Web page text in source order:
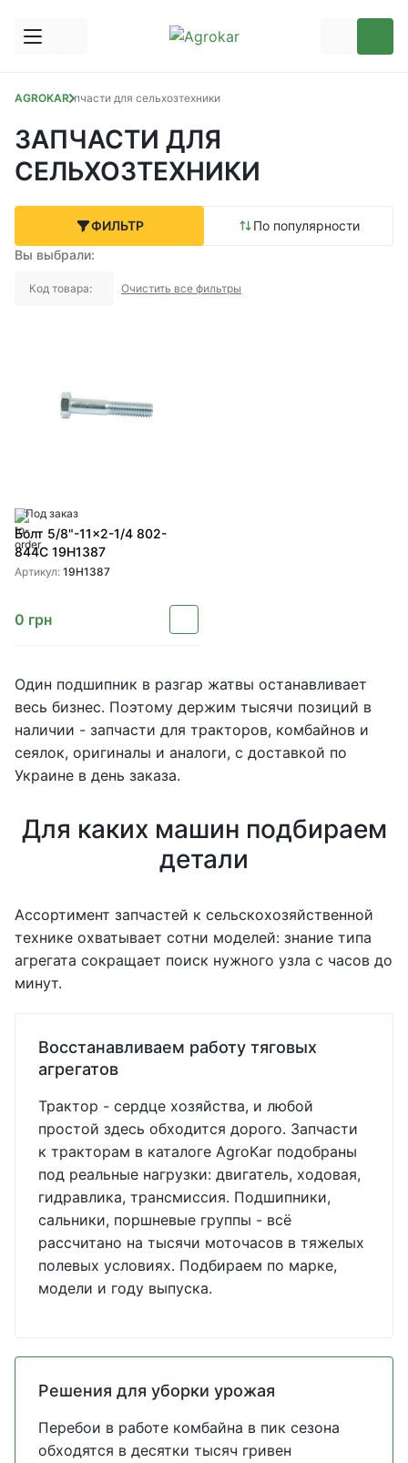
AGROKARЗапчасти для сельхозтехники
ЗАПЧАСТИ ДЛЯ
СЕЛЬХОЗТЕХНИКИ
ФИЛЬТР
По популярности
Вы выбрали:
Код товара: Очистить все фильтры
Под заказ
Болт 5/8"-11x2-1/4 802-
844C 19H1387
Артикул: 19H1387
0 грн
Один подшипник в разгар жатвы останавливает
весь бизнес. Поэтому держим тысячи позиций в
наличии - запчасти для тракторов, комбайнов и
сеялок, оригиналы и аналоги, с доставкой по
Украине в день заказа.
Для каких машин подбираем
детали
Ассортимент запчастей к сельскохозяйственной
технике охватывает сотни моделей: знание типа
агрегата сокращает поиск нужного узла с часов до
минут.
Восстанавливаем работу тяговых
агрегатов
Трактор - сердце хозяйства, и любой
простой здесь обходится дорого. Запчасти
к тракторам в каталоге AgroKar подобраны
под реальные нагрузки: двигатель, ходовая,
гидравлика, трансмиссия. Подшипники,
сальники, поршневые группы - всё
рассчитано на тысячи моточасов в тяжелых
полевых условиях. Подбираем по марке,
модели и году выпуска.
Решения для уборки урожая
Перебои в работе комбайна в пик сезона
обходятся в десятки тысяч гривен